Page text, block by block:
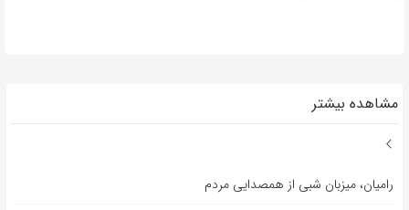
مشاهده بیشتر
رامیان، میزبان شبی از همصدایی مردم